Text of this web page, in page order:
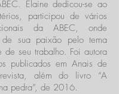
Elaine dedicou-se ao
participou de vários
da ABEC, onde
de sua paixão pelo tema
de seu trabalho. Foi autora
publicados em Anais de
além do livro “A
pedra”, de 2016.